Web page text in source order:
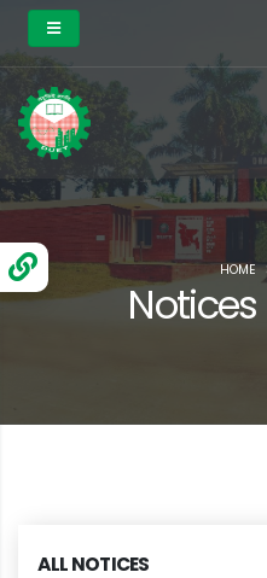
Notices
HOME
ALL NOTICES